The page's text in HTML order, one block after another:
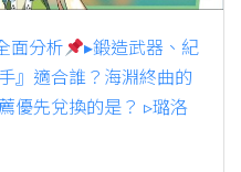
面分析
▸鍛造武器、紀
』適合誰？海淵終曲的
優先兌換的是？ ▹璐洛